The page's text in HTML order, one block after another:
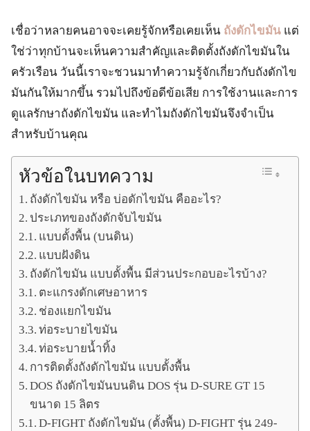
เชื่อว่าหลายคนอาจจะเคยรู้จักหรือเคยเห็น ถังดักไขมัน แต่
ใช่ว่าทุกบ้านจะเห็นความสำคัญและติดตั้งถังดักไขมันใน
ครัวเรือน วันนี้เราจะชวนมาทำความรู้จักเกี่ยวกับถังดักไข
มันกันให้มากขึ้น รวมไปถึงข้อดีข้อเสีย การใช้งานและการ
ดูแลรักษาถังดักไขมัน และทำไมถังดักไขมันจึงจำเป็น
สำหรับบ้านคุณ
หัวข้อในบทความ
ถังดักไขมัน หรือ บ่อดักไขมัน คืออะไร?
ประเภทของถังดักจับไขมัน
แบบตั้งพื้น (บนดิน)
แบบฝังดิน
ถังดักไขมัน แบบตั้งพื้น มีส่วนประกอบอะไรบ้าง?
ตะแกรงดักเศษอาหาร
ช่องแยกไขมัน
ท่อระบายไขมัน
ท่อระบายน้ำทิ้ง
การติดตั้งถังดักไขมัน แบบตั้งพื้น
DOS ถังดักไขมันบนดิน DOS รุ่น D-SURE GT 15
ขนาด 15 ลิตร
D-FIGHT ถังดักไขมัน (ตั้งพื้น) D-FIGHT รุ่น 249-